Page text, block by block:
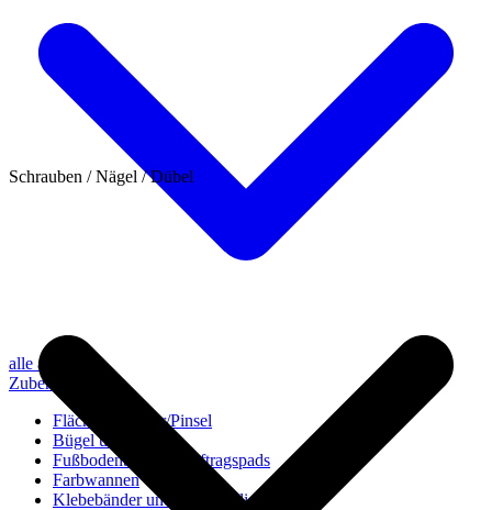
alle anzeigen
Zubehör
Flächenstreicher/Pinsel
Bügel und Rollen
Fußbodenbürsten/Auftragspads
Farbwannen
Klebebänder und Abdeckvlies
Schrauben / Nägel / Dübel